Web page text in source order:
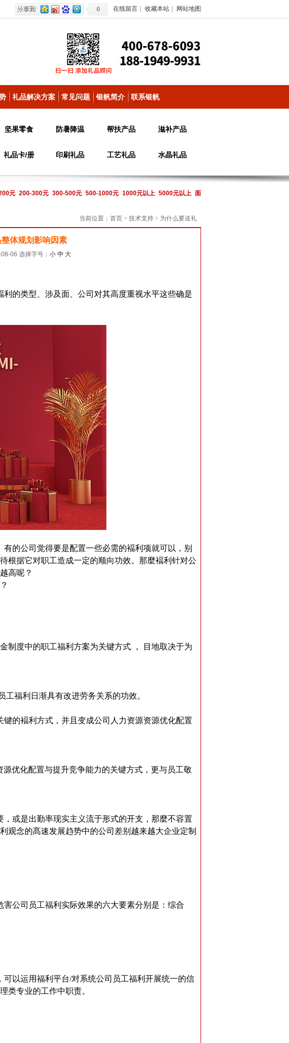
在线留言 收藏本站 网站地图
0
礼品解决方案 常见问题 银帆简介 联系银帆
坚果零食 防暑降温 帮扶产品 滋补产品
礼品卡/册 印刷礼品 工艺礼品 水晶礼品
元 200-300元 300-500元 500-1000元 1000元以上 5000元以上 面
当前位置： 首页 > 技术支持 > 为什么要送礼
体规划影响因素
06 选择字号： 小 中 大
的类型、涉及面、公司对其高度重视水平这些确是
的公司觉得要是配置一些必需的褔利项就可以，别
根据它对职工造成一定的顺向功效。那麼褔利针对公
高呢？
度中的职工福利方案为关键方式 ， 目地取决于为
福利日渐具有改进劳务关系的功效。
的褔利方式，并且变成公司人力资源资源优化配置
优化配置与提升竞争能力的关键方式，更与员工敬
或是出勤率现实主义流于形式的开支，那麼不容置
观念的髙速发展趋势中的公司差别越来越大企业定制
公司员工福利实际效果的六大要素分别是：综合
以运用福利平台/对系统公司员工福利开展统一的信
类专业的工作中职责。